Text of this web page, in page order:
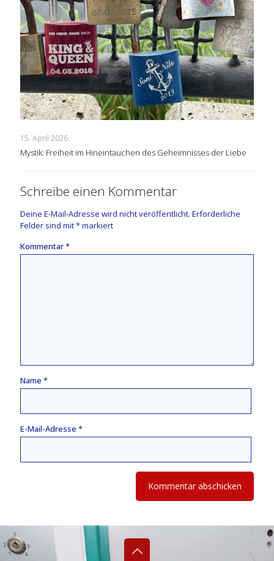
15. April 2026
Mystik: Freiheit im Hineintauchen des Geheimnisses der Liebe
Schreibe einen Kommentar
Deine E-Mail-Adresse wird nicht veröffentlicht. Erforderliche
Felder sind mit*markiert
Kommentar*
Name *
E-Mail-Adresse *